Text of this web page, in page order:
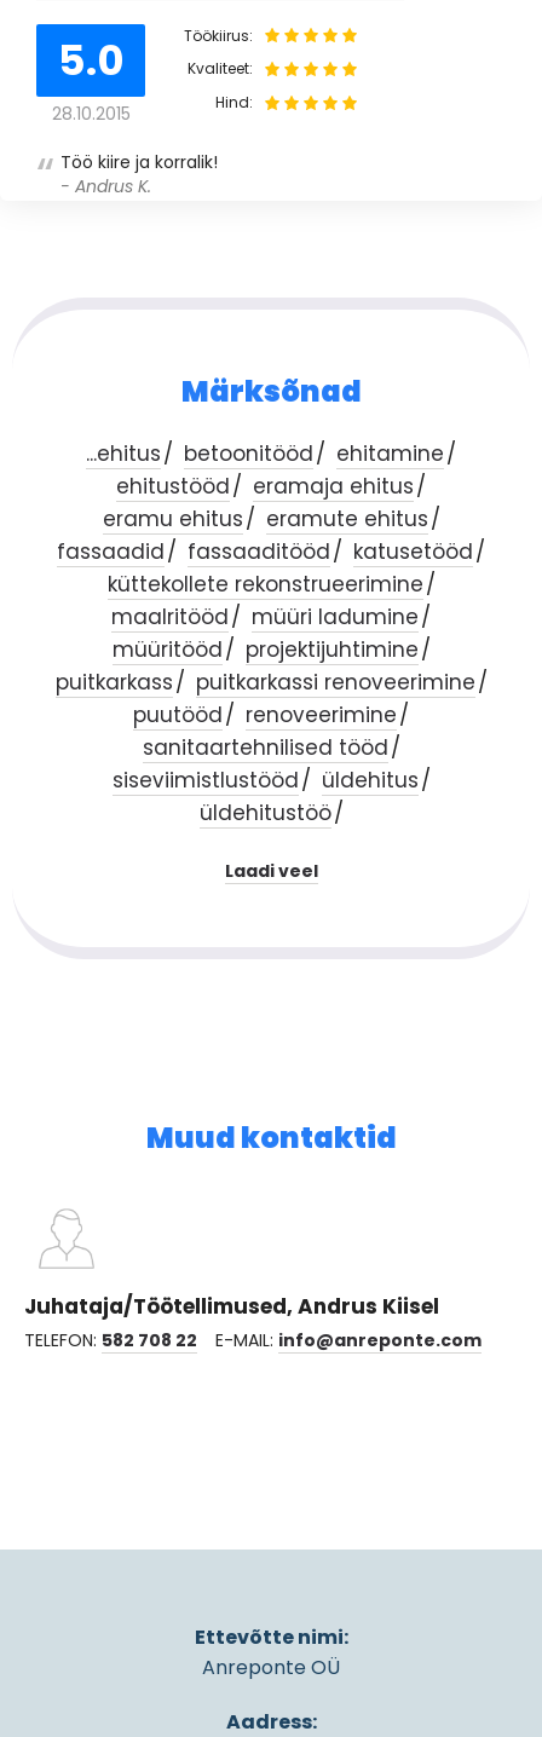
5.0
28.10.2015
Töökiirus:
Kvaliteet:
Hind:
Töö kiire ja korralik!
- Andrus K.
Märksõnad
...ehitus betoonitööd
ehitamine
ehitustööd
eramaja ehitus
eramu ehitus
eramute ehitus
fassaadid
fassaaditööd
katusetööd
küttekollete rekonstrueerimine
maalritööd
müüri ladumine
müüritööd
projektijuhtimine
puitkarkass
puitkarkassi renoveerimine
puutööd
renoveerimine
sanitaartehnilised tööd
siseviimistlustööd
üldehitus
üldehitustöö
Laadi veel
Muud kontaktid
Juhataja/Töötellimused, Andrus Kiisel
TELEFON: 582 708 22 E-MAIL: info@anreponte.com
Ettevõtte nimi:
Anreponte OÜ
Aadress: